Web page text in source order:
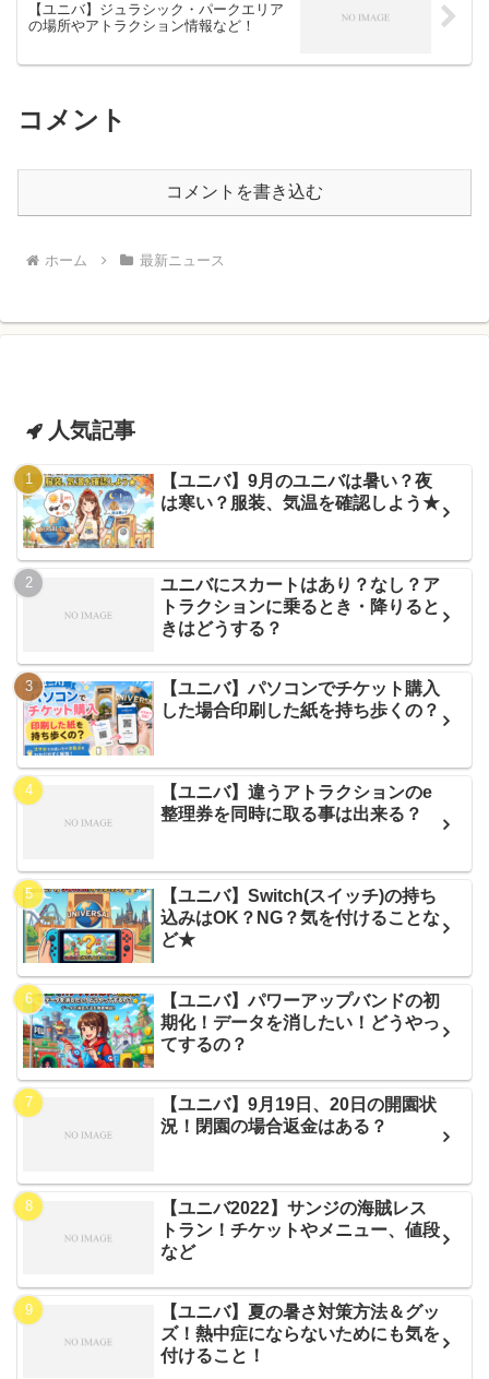
【ユニバ】ジュラシック・パークエリア
の場所やアトラクション情報など！
コメント
コメントを書き込む
ホーム 最新ニュース
人気記事
【ユニバ】9月のユニバは暑い？夜
は寒い？服装、気温を確認しよう★
ユニバにスカートはあり？なし？ア
トラクションに乗るとき・降りると
きはどうする？
【ユニバ】パソコンでチケット購入
した場合印刷した紙を持ち歩くの？
【ユニバ】違うアトラクションのe
整理券を同時に取る事は出来る？
【ユニバ】Switch(スイッチ)の持ち
込みはOK？NG？気を付けることな
ど★
【ユニバ】パワーアップバンドの初
期化！データを消したい！どうやっ
てするの？
【ユニバ】9月19日、20日の開園状
況！閉園の場合返金はある？
【ユニバ2022】サンジの海賊レス
トラン！チケットやメニュー、値段
など
【ユニバ】夏の暑さ対策方法＆グッ
ズ！熱中症にならないためにも気を
付けること！